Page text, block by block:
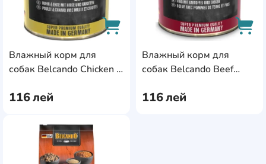
Влажный корм для
собак Belcando Chicken &
116лей
AddCardToCart
Влажный корм для
собак Belcando Beef
116лей